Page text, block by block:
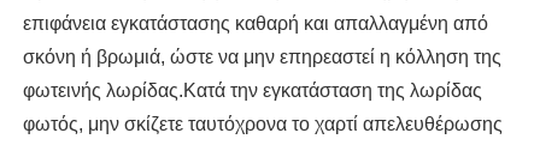
επιφάνεια εγκατάστασης καθαρή και απαλλαγμένη από
σκόνη ή βρωμιά, ώστε να μην επηρεαστεί η κόλληση της
φωτεινής λωρίδας.Κατά την εγκατάσταση της λωρίδας
φωτός, μην σκίζετε ταυτόχρονα το χαρτί απελευθέρωσης